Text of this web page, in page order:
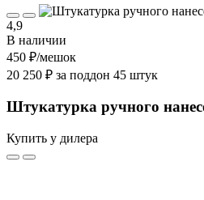
4,9
В наличии
450 ₽/мешок
20 250 ₽ за поддон 45 штук
Штукатурка ручного
Купить у дилера